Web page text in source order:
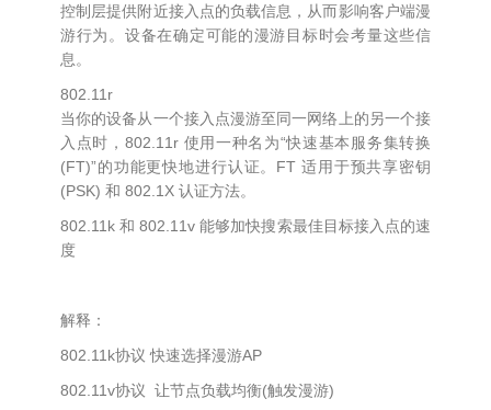
控制层提供附近接入点的负载信息，从而影响客户端漫
游行为。设备在确定可能的漫游目标时会考量这些信
息。
802.11r
当你的设备从一个接入点漫游至同一网络上的另一个接
入点时，802.11r 使用一种名为“快速基本服务集转换
(FT)”的功能更快地进行认证。FT 适用于预共享密钥
(PSK) 和 802.1X 认证方法。
802.11k 和 802.11v 能够加快搜索最佳目标接入点的速
度
解释：
802.11k协议 快速选择漫游AP
802.11v协议 让节点负载均衡(触发漫游)